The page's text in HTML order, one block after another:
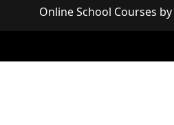
Online School Courses by